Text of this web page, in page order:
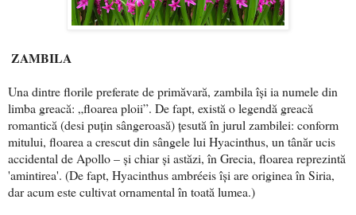
ZAMBILA
Una dintre florile preferate de primăvară, zambila își ia numele din
limba greacă: „floarea ploii”. De fapt, există o legendă greacă
romantică (desi puțin sângeroasă) țesută în jurul zambilei: conform
mitului, floarea a crescut din sângele lui Hyacinthus, un tânăr ucis
accidental de Apollo – și chiar și astăzi, în Grecia, floarea reprezintă
'amintirea'. (De fapt, Hyacinthus ambréeis își are originea în Siria,
dar acum este cultivat ornamental în toată lumea.)